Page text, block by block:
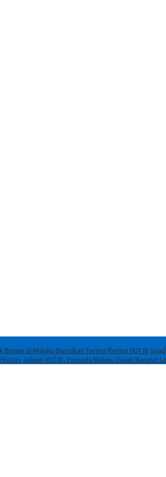
di Maluku Diusulkan Terima Remisi HUT RI
Jelang HUT RI, Pemuda Maluku Diajak Bangkit